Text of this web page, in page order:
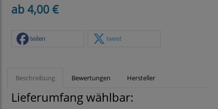
ab 4,00 €
teilen tweet
Beschreibung Bewertungen Hersteller
Lieferumfang wählbar: